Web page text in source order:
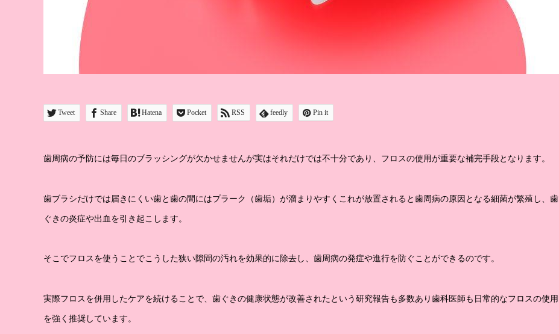
Tweet Share Hatena Pocket RSS feedly Pin it
歯周病の予防には毎日のブラッシングが欠かせませんが実はそれだけでは不十分であり、フロスの使用が重要な補完手段となります。
歯ブラシだけでは届きにくい歯と歯の間にはプラーク（歯垢）が溜まりやすくこれが放置されると歯周病の原因となる細菌が繁殖し、歯
ぐきの炎症や出血を引き起こします。
そこでフロスを使うことでこうした狭い隙間の汚れを効果的に除去し、歯周病の発症や進行を防ぐことができるのです。
実際フロスを併用したケアを続けることで、歯ぐきの健康状態が改善されたという研究報告も多数あり歯科医師も日常的なフロスの使用
を強く推奨しています。